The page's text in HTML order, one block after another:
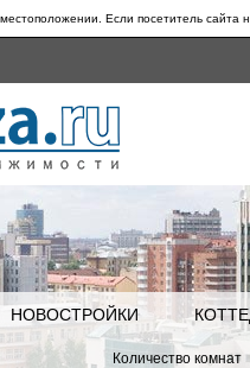
Если посетитель сайта
НОВОСТРОЙКИ
Количество комнат